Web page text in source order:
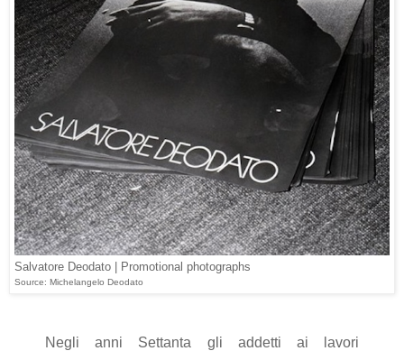
Salvatore Deodato | Promotional photographs
Source: Michelangelo Deodato
Negli anni Settanta gli addetti ai lavori